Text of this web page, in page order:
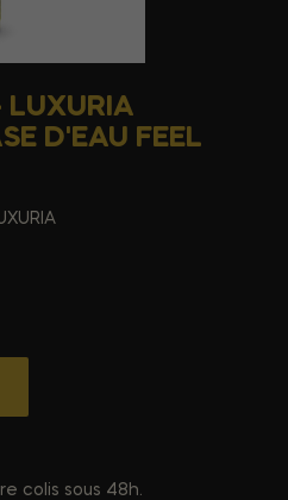
LUXURIA
D'EAU FEEL
colis sous 48h.